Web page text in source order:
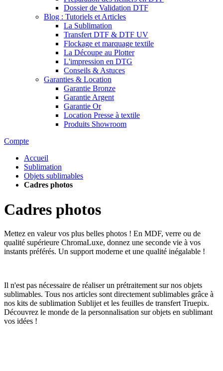
Dossier de Validation DTF
Blog : Tutoriels et Articles
La Sublimation
Transfert DTF & DTF UV
Flockage et marquage textile
La Découpe au Plotter
L'impression en DTG
Conseils & Astuces
Garanties & Location
Garantie Bronze
Garantie Argent
Garantie Or
Location Presse à textile
Produits Showroom
Compte
Accueil
Sublimation
Objets sublimables
Cadres photos
Cadres photos
Mettez en valeur vos plus belles photos ! En MDF, verre ou de
qualité supérieure ChromaLuxe, donnez une seconde vie à vos
instants préférés. Un support moderne et une qualité inégalable !
Il n'est pas nécessaire de réaliser un prétraitement sur nos objets
sublimables. Tous nos articles sont directement sublimables grâce à
nos kits de sublimation Sublijet et les feuilles de transfert Truepix.
Découvrez le monde de la personnalisation sur objets en sublimant
vos idées !